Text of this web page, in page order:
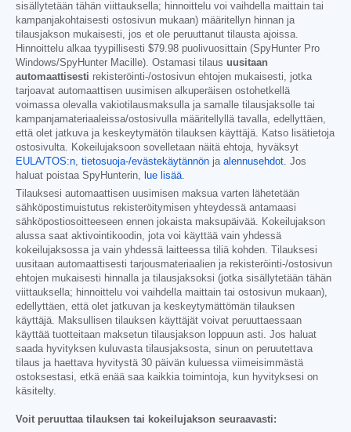
sisällytetään tähän viittauksella; hinnoittelu voi vaihdella maittain tai
kampanjakohtaisesti ostosivun mukaan) määritellyn hinnan ja
tilausjakson mukaisesti, jos et ole peruuttanut tilausta ajoissa.
Hinnoittelu alkaa tyypillisesti $79.98 puolivuosittain (SpyHunter Pro
Windows/SpyHunter Macille). Ostamasi tilaus uusitaan
automaattisesti rekisteröinti-/ostosivun ehtojen mukaisesti, jotka
tarjoavat automaattisen uusimisen alkuperäisen ostohetkellä
voimassa olevalla vakiotilausmaksulla ja samalle tilausjaksolle tai
kampanjamateriaaleissa/ostosivulla määritellyllä tavalla, edellyttäen,
että olet jatkuva ja keskeytymätön tilauksen käyttäjä. Katso lisätietoja
ostosivulta. Kokeilujaksoon sovelletaan näitä ehtoja, hyväksyt
EULA/TOS:n, tietosuoja-/evästekäytännön ja alennusehdot. Jos
haluat poistaa SpyHunterin, lue lisää.
Tilauksesi automaattisen uusimisen maksua varten lähetetään
sähköpostimuistutus rekisteröitymisen yhteydessä antamaasi
sähköpostiosoitteeseen ennen jokaista maksupäivää. Kokeilujakson
alussa saat aktivointikoodin, jota voi käyttää vain yhdessä
kokeilujaksossa ja vain yhdessä laitteessa tiliä kohden. Tilauksesi
uusitaan automaattisesti tarjousmateriaalien ja rekisteröinti-/ostosivun
ehtojen mukaisesti hinnalla ja tilausjaksoksi (jotka sisällytetään tähän
viittauksella; hinnoittelu voi vaihdella maittain tai ostosivun mukaan),
edellyttäen, että olet jatkuvan ja keskeytymättömän tilauksen
käyttäjä. Maksullisen tilauksen käyttäjät voivat peruuttaessaan
käyttää tuotteitaan maksetun tilausjakson loppuun asti. Jos haluat
saada hyvityksen kuluvasta tilausjaksosta, sinun on peruutettava
tilaus ja haettava hyvitystä 30 päivän kuluessa viimeisimmästä
ostoksestasi, etkä enää saa kaikkia toimintoja, kun hyvityksesi on
käsitelty.
Voit peruuttaa tilauksen tai kokeilujakson seuraavasti: